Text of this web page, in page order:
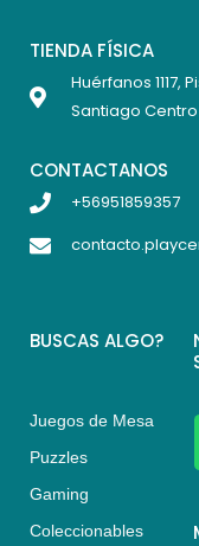
TIENDA FÍSICA
Huérfanos 1117,
Santiago Centro
CONTACTANOS
+56951859357
BUSCAS ALGO?
Juegos de Mesa
Puzzles
Gaming
Coleccionables